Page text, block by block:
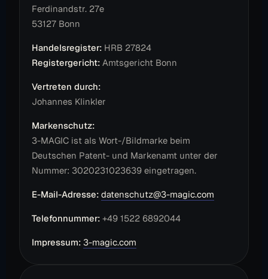
Ferdinandstr. 27e
53127 Bonn
Handelsregister: HRB 27824
Registergericht: Amtsgericht Bonn
Vertreten durch:
Johannes Klinkler
Markenschutz:
3-MAGIC ist als Wort-/Bildmarke beim
Deutschen Patent- und Markenamt unter der
Nummer: 3020231023639 eingetragen.
E-Mail-Adresse: datenschutz@3-magic.com
Telefonnummer: +49 1522 6892044
Impressum: 3-magic.com